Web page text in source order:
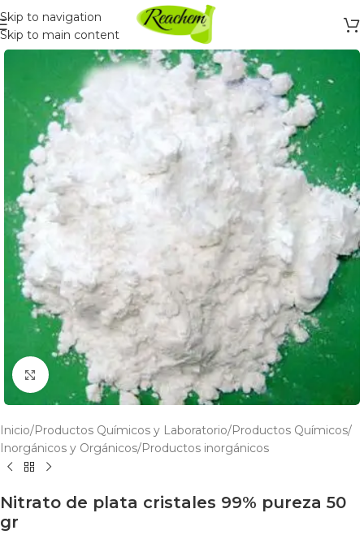
Skip to navigation
Skip to main content
Click to enlarge
Inicio/Productos Químicos y Laboratorio/Productos Químicos/
Inorgánicos y Orgánicos/Productos inorgánicos
Nitrato de plata cristales 99% pureza 50
gr